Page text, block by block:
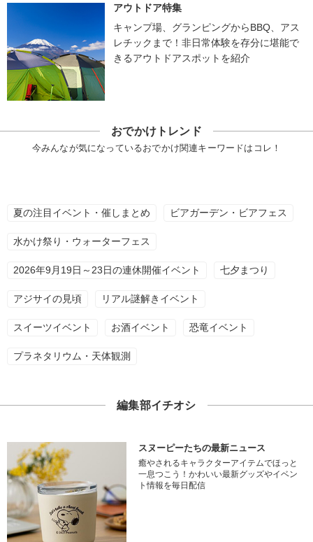
アウトドア特集
キャンプ場、グランピングからBBQ、アス
レチックまで！非日常体験を存分に堪能で
きるアウトドアスポットを紹介
おでかけトレンド
今みんなが気になっているおでかけ関連キーワードはコレ！
夏の注目イベント・催しまとめ ビアガーデン・ビアフェス
水かけ祭り・ウォーターフェス
2026年9月19日～23日の連休開催イベント 七夕まつり
アジサイの見頃 リアル謎解きイベント
スイーツイベント お酒イベント 恐竜イベント
プラネタリウム・天体観測
編集部イチオシ
スヌーピーたちの最新ニュース
癒やされるキャラクターアイテムでほっと
一息つこう！かわいい最新グッズやイベン
ト情報を毎日配信